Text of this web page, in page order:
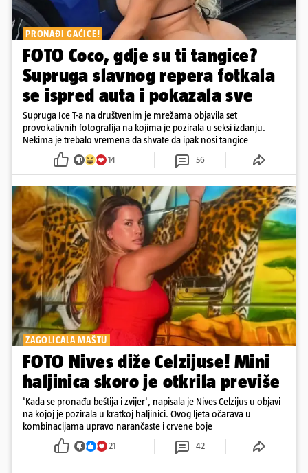
PRONAĐI GAĆICE!
FOTO Coco, gdje su ti tangice?
Supruga slavnog repera fotkala
se ispred auta i pokazala sve
Supruga Ice T-a na društvenim je mrežama objavila set
provokativnih fotografija na kojima je pozirala u seksi izdanju.
Nekima je trebalo vremena da shvate da ipak nosi tangice
14 56
ZAGOLICALA MAŠTU
FOTO Nives diže Celzijuse! Mini
haljinica skoro je otkrila previše
'Kada se pronađu beštija i zvijer', napisala je Nives Celzijus u objavi
na kojoj je pozirala u kratkoj haljinici. Ovog ljeta očarava u
kombinacijama upravo narančaste i crvene boje
21 42